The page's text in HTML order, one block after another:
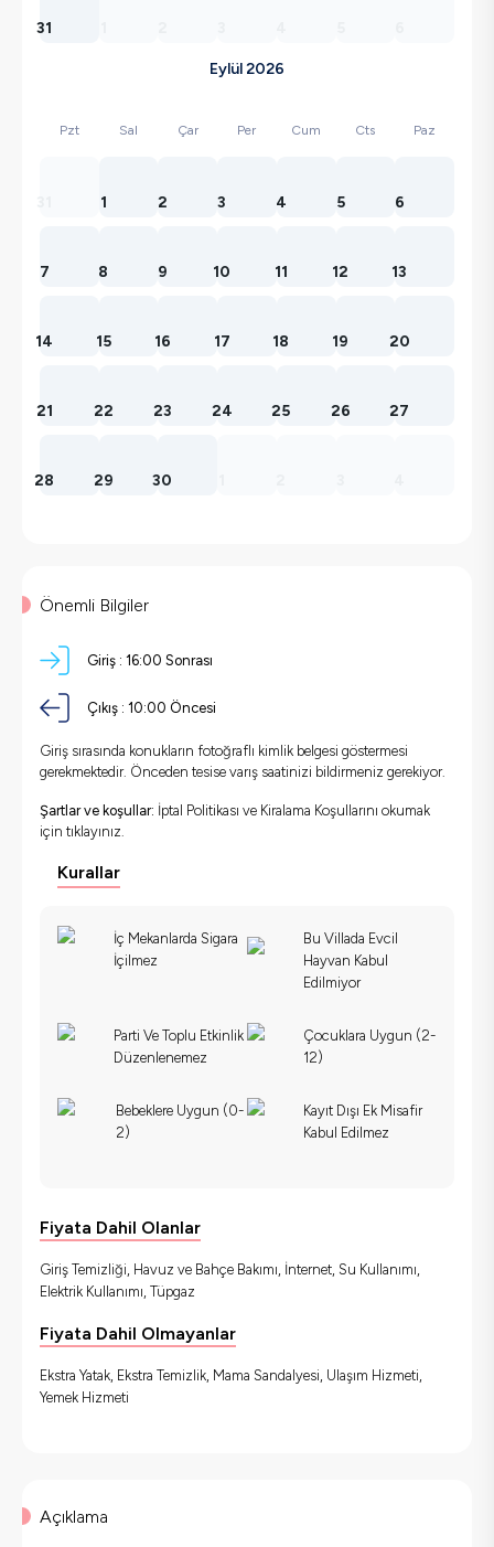
31
Eylül 2026
Pzt Sal Çar Per Cum Cts Paz
1 2 3 4 5 6
7 8 9 10 11 12 13
14 15 16 17 18 19 20
21 22 23 24 25 26 27
28 29 30
Önemli Bilgiler
Giriş : 16:00 Sonrası
Çıkış : 10:00 Öncesi
Giriş sırasında konukların fotoğraflı kimlik belgesi göstermesi
gerekmektedir. Önceden tesise varış saatinizi bildirmeniz gerekiyor.
Şartlar ve koşullar: İptal Politikası ve Kiralama Koşullarını okumak
için tıklayınız.
Kurallar
İç Mekanlarda Sigara
İçilmez
Bu Villada Evcil
Hayvan Kabul
Edilmiyor
Parti Ve Toplu Etkinlik
Düzenlenemez
Çocuklara Uygun (2-
12)
Bebeklere Uygun (0-
2)
Kayıt Dışı Ek Misafir
Kabul Edilmez
Fiyata Dahil Olanlar
Giriş Temizliği, Havuz ve Bahçe Bakımı, İnternet, Su Kullanımı,
Elektrik Kullanımı, Tüpgaz
Fiyata Dahil Olmayanlar
Ekstra Yatak, Ekstra Temizlik, Mama Sandalyesi, Ulaşım Hizmeti,
Yemek Hizmeti
Açıklama